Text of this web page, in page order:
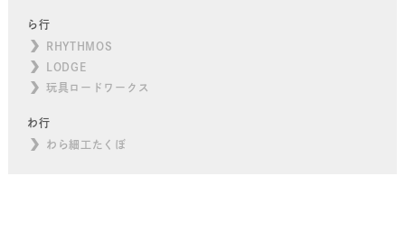
ら行
RHYTHMOS
LODGE
玩具ロードワークス
わ行
わら細工たくぼ